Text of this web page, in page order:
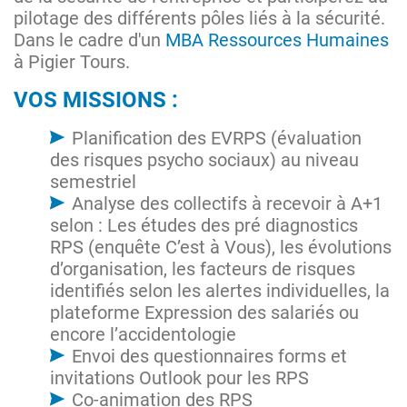
pilotage des différents pôles liés à la sécurité.
Dans le cadre d'un MBA Ressources Humaines
à Pigier Tours.
VOS MISSIONS :
Planification des EVRPS (évaluation
des risques psycho sociaux) au niveau
semestriel
Analyse des collectifs à recevoir à A+1
selon : Les études des pré diagnostics
RPS (enquête C’est à Vous), les évolutions
d’organisation, les facteurs de risques
identifiés selon les alertes individuelles, la
plateforme Expression des salariés ou
encore l’accidentologie
Envoi des questionnaires forms et
invitations Outlook pour les RPS
Co-animation des RPS